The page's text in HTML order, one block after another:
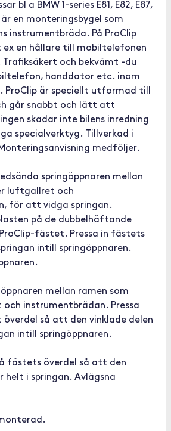
bl a BMW 1-series E81, E82, E87,
är en monteringsbygel som
instrumentbräda. På ProClip
ex en hållare till mobiltelefonen
och bekvämt -du
handdator etc. inom
ProClip är speciellt utformad till
går snabbt och lätt att
skadar inte bilens inredning
specialverktyg. Tillverkad i
medföljer.
springöppnaren mellan
luftgallret och
för att vidga springan.
på de dubbelhäftande
fästet. Pressa in fästets
intill springöppnaren.
mellan ramen som
instrumentbrädan. Pressa
så att den vinklade delen
intill springöppnaren.
fästets överdel så att den
helt i springan. Avlägsna